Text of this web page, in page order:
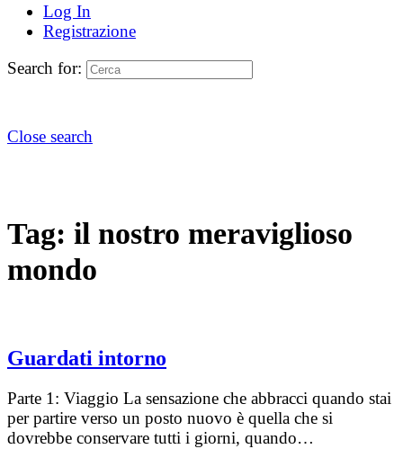
Log In
Registrazione
Search for:
Close search
Tag: il nostro meraviglioso
mondo
Guardati intorno
Parte 1: Viaggio La sensazione che abbracci quando stai
per partire verso un posto nuovo è quella che si
dovrebbe conservare tutti i giorni, quando…